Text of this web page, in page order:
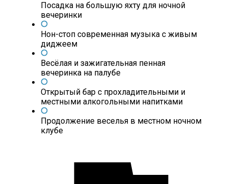
Посадка на большую яхту для ночной
вечеринки
Нон-стоп современная музыка с живым
диджеем
Весёлая и зажигательная пенная
вечеринка на палубе
Открытый бар с прохладительными и
местными алкогольными напитками
Продолжение веселья в местном ночном
клубе